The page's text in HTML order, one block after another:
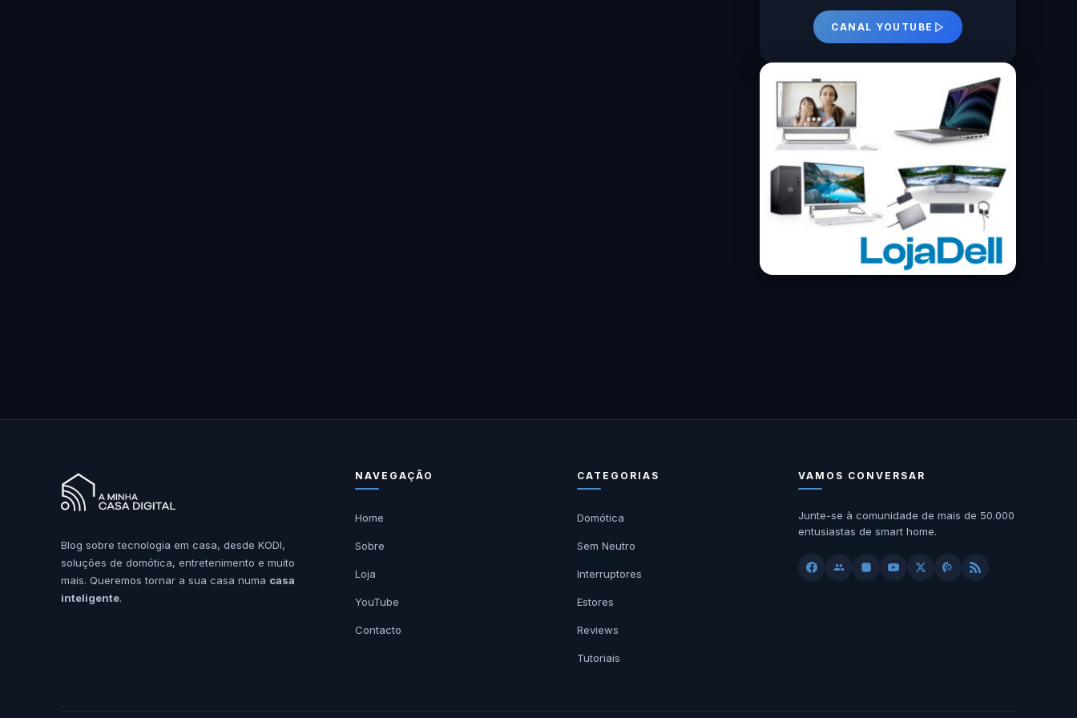
CANAL YOUTUBE
Blog sobre tecnologia em casa, desde KODI,
soluções de domótica, entretenimento e muito
mais. Queremos tornar a sua casa numa casa
inteligente.
NAVEGAÇÃO
Home
Sobre
Loja
YouTube
Contacto
CATEGORIAS
Domótica
Sem Neutro
Interruptores
Estores
Reviews
Tutoriais
VAMOS CONVERSAR
Junte-se à comunidade de mais de 50.000
entusiastas de smart home.